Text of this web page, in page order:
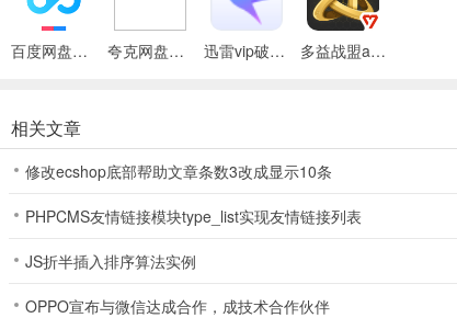
【侠客】
1、职业名称：侠客
3、职业定位：输出职业，擅长单体爆发
侠客是优秀的单体爆发能力者和保命能力者，如果你是喜欢爆
点就是使用之后会眩晕一回合，如果这一招式没有秒掉对方则很
5、部分招式简介：
百度网盘绿色免安装Pc电脑版 夸克网盘官方正式版 迅雷vip破解版永久会员2024版 多益战盟app
相关文章
修改ecshop底部帮助文章条数3改成显示10条
PHPCMS友情链接模块type_list实现友情链接列表
JS折半插入排序算法实例
OPPO宣布与微信达成合作，成技术合作伙伴